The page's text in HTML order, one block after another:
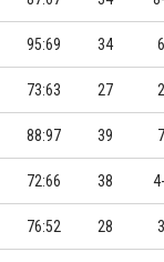
95:69 34
73:63 27
88:97 39
72:66 38
76:52 28